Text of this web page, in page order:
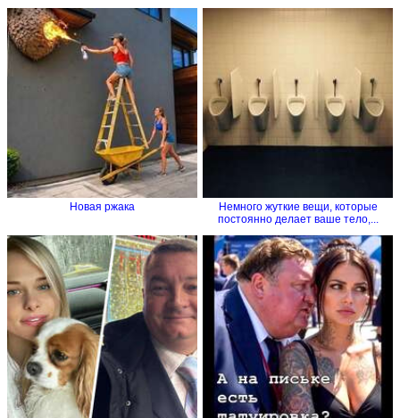
Новая ржака
Немного жуткие вещи, которые
постоянно делает ваше тело,...